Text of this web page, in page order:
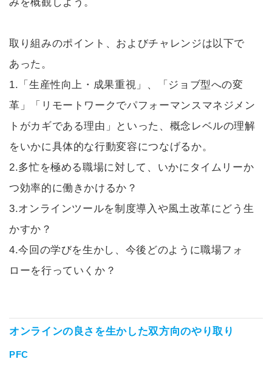
取り組みのポイント、およびチャレンジは以下で
あった。
1.「生産性向上・成果重視」、「ジョブ型への変
革」「リモートワークでパフォーマンスマネジメン
トがカギである理由」といった、概念レベルの理解
をいかに具体的な行動変容につなげるか。
2.多忙を極める職場に対して、いかにタイムリーか
つ効率的に働きかけるか？
3.オンラインツールを制度導入や風土改革にどう生
かすか？
4.今回の学びを生かし、今後どのように職場フォ
ローを行っていくか？
オンラインの良さを生かした双方向のやり取り
PFC